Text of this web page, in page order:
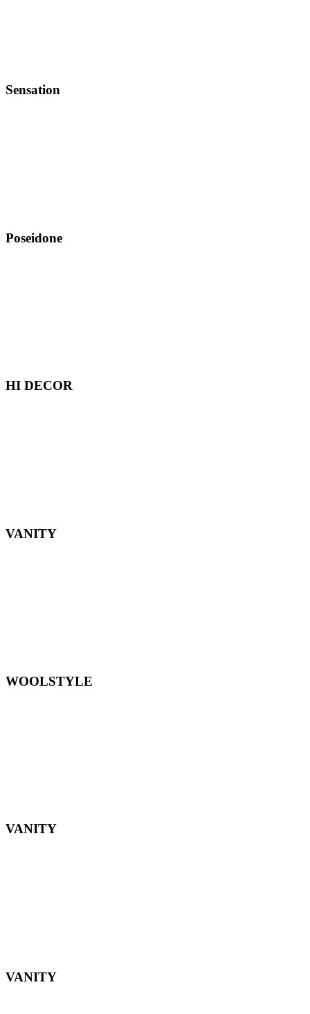
Sensation
Poseidone
HI DECOR
VANITY
WOOLSTYLE
VANITY
VANITY